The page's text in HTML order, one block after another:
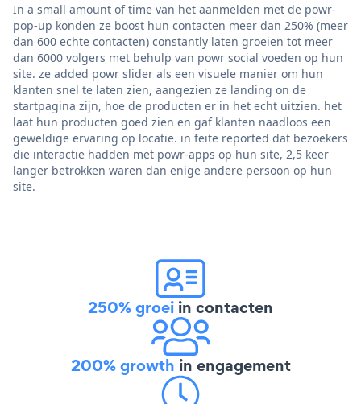
In a small amount of time van het aanmelden met de powr-
pop-up konden ze boost hun contacten meer dan 250% (meer
dan 600 echte contacten) constantly laten groeien tot meer
dan 6000 volgers met behulp van powr social voeden op hun
site. ze added powr slider als een visuele manier om hun
klanten snel te laten zien, aangezien ze landing on de
startpagina zijn, hoe de producten er in het echt uitzien. het
laat hun producten goed zien en gaf klanten naadloos een
geweldige ervaring op locatie. in feite reported dat bezoekers
die interactie hadden met powr-apps op hun site, 2,5 keer
langer betrokken waren dan enige andere persoon op hun
site.
250% groei in contacten
200% growth in engagement